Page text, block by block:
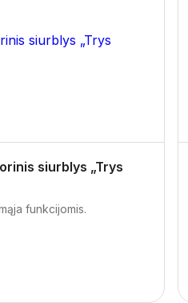
siurblys „Trys
funkcijomis.